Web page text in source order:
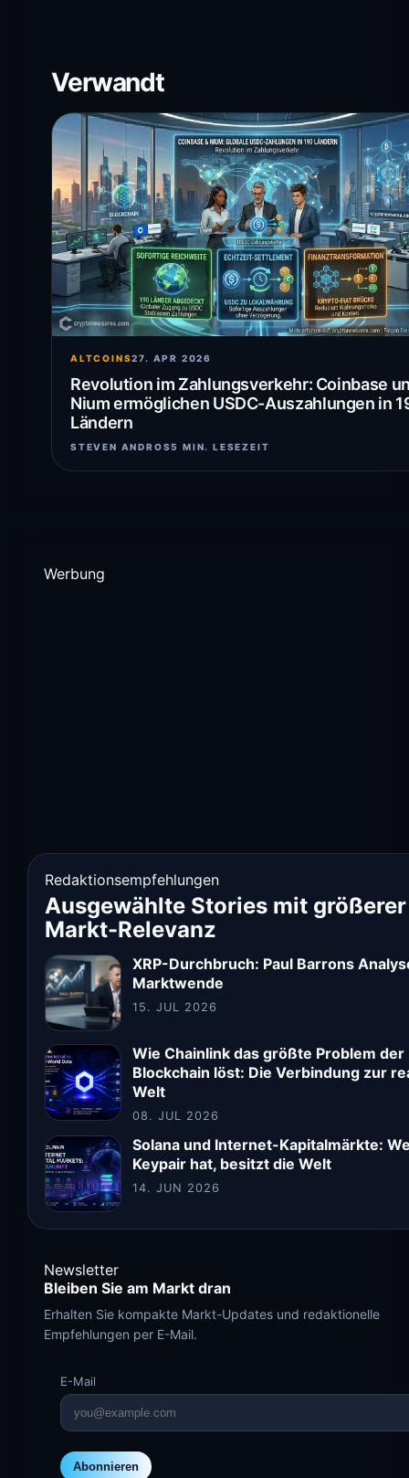
Verwandt
ALTCOINS27. APR 2026
Revolution im Zahlungsverkehr: Coinbase
Nium ermöglichen USDC-Auszahlungen in
Ländern
STEVEN ANDROS5 MIN. LESEZEIT
Werbung
Redaktionsempfehlungen
Ausgewählte Stories mit größerer
Markt-Relevanz
XRP-Durchbruch: Paul Barrons
Marktwende
15. JUL 2026
Wie Chainlink das größte Problem der
Blockchain löst: Die Verbindung zur
Welt
08. JUL 2026
Solana und Internet-Kapitalmärkte:
Keypair hat, besitzt die Welt
14. JUN 2026
Newsletter
Bleiben Sie am Markt dran
Erhalten Sie kompakte Markt-Updates und redaktionelle
Empfehlungen per E-Mail.
E-Mail
Abonnieren